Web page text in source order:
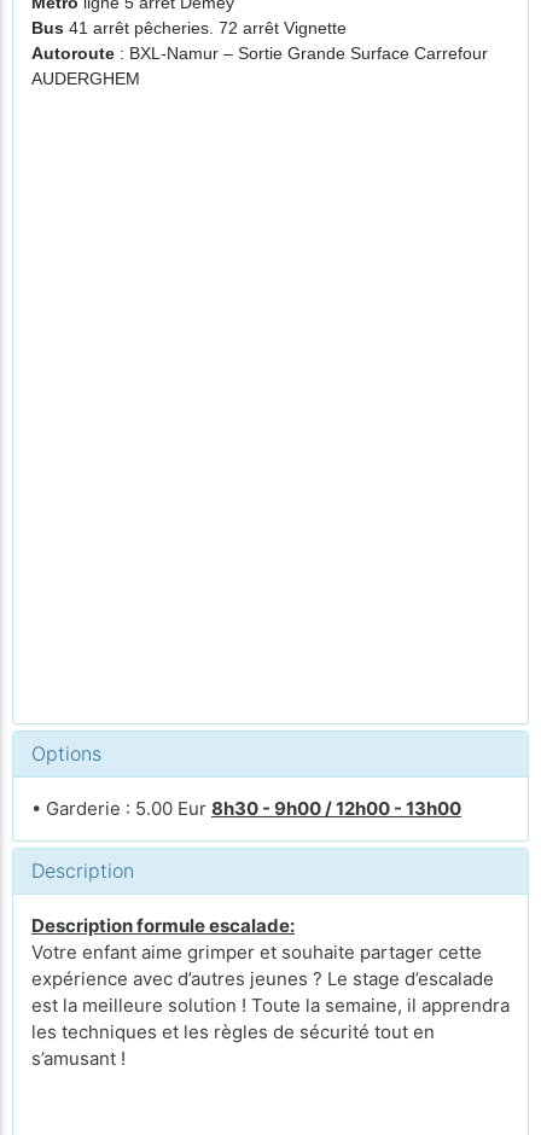
Bus 41 arrêt pêcheries. 72 arrêt Vignette
Autoroute : BXL-Namur – Sortie Grande Surface Carrefour
AUDERGHEM
Options
• Garderie : 5.00 Eur 8h30 - 9h00 / 12h00 - 13h00
Description
Description formule escalade:
Votre enfant aime grimper et souhaite partager cette
expérience avec d’autres jeunes ? Le stage d’escalade
est la meilleure solution ! Toute la semaine, il apprendra
les techniques et les règles de sécurité tout en
s’amusant !